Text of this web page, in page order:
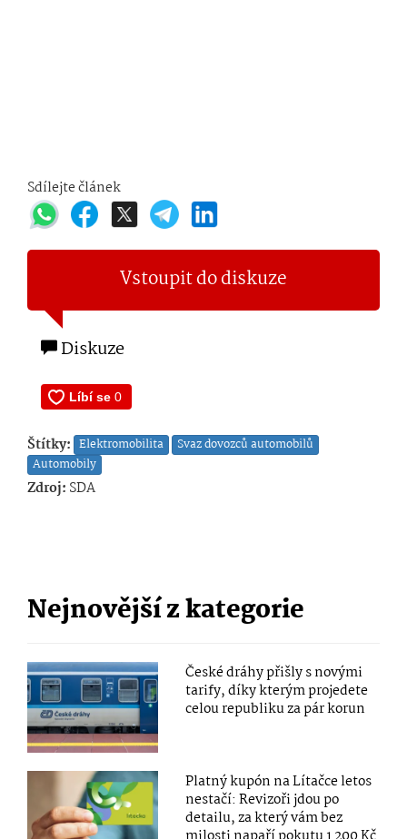
Sdílejte článek
Vstoupit do diskuze
Diskuze
Štítky: Elektromobilita
Svaz dovozců automobilů
Automobily
Zdroj: SDA
Nejnovější z kategorie
České dráhy přišly s novými
tarify, díky kterým projedete
celou republiku za pár korun
Platný kupón na Lítačce letos
nestačí: Revizoři jdou po
detailu, za který vám bez